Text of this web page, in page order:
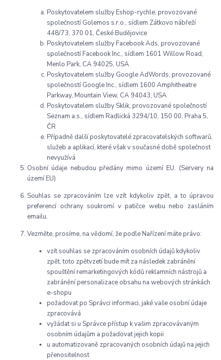
Poskytovatelem služby Eshop-rychle, provozované
společností Golemos s.r.o., sídlem Zátkovo nábřeží
448/73, 370 01, České Budějovice
Poskytovatelem služby Facebook Ads, provozované
společností Facebook Inc., sídlem 1601 Willow Road,
Menlo Park, CA 94025, USA
Poskytovatelem služby Google AdWords, provozované
společností Google Inc., sídlem 1600 Amphitheatre
Parkway, Mountain View, CA 94043, USA
Poskytovatelem služby Sklik, provozované společností
Seznam a.s., sídlem Radlická 3294/10, 150 00, Praha 5,
ČR
Případně další poskytovatelé zpracovatelských softwarů,
služeb a aplikací, které však v současné době společnost
nevyužívá
Osobní údaje nebudou předány mimo území EU. (Servery na
území EU)
Souhlas se zpracováním lze vzít kdykoliv zpět, a to úpravou
preferencí ochrany soukromí v patičce webu nebo zasláním
emailu.
Vezměte, prosíme, na vědomí, že podle Nařízení máte právo:
vzít souhlas se zpracováním osobních údajů kdykoliv
zpět, toto zpětvzetí bude mít za následek zabránění
spouštění remarketingových kódů reklamních nástrojů a
zabránění personalizace obsahu na webových stránkách
e-shopu
požadovat po Správci informaci, jaké vaše osobní údaje
zpracovává
vyžádat si u Správce přístup k vašim zpracovávaným
osobním údajům a požadovat jejich kopii
u automatizovaně zpracovaných osobních údajů na jejich
přenositelnost